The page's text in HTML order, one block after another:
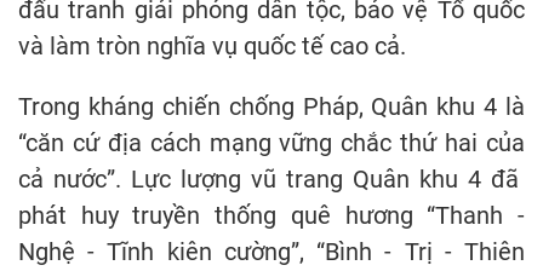
đấu tranh giải phóng dân tộc, bảo vệ Tổ quốc
và làm tròn nghĩa vụ quốc tế cao cả.
Trong kháng chiến chống Pháp, Quân khu 4 là
“căn cứ địa cách mạng vững chắc thứ hai của
cả nước”. Lực lượng vũ trang Quân khu 4 đã
phát huy truyền thống quê hương “Thanh -
Nghệ - Tĩnh kiên cường”, “Bình - Trị - Thiên